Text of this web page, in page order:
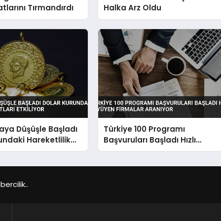
Tırmandırdı
Halka Arz Oldu
Düşüşle Başladı
Hareketlilik
Türkiye 100 Programı
Başvuruları Başladı Hızlı
Büyüyen Firmalar Aranıyor